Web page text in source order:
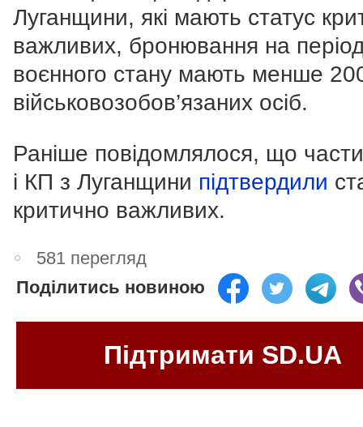
Луганщини, які мають статус
важливих, бронювання на
воєнного стану мають менше
військовозобов’язаних осіб.
Раніше повідомлялося, що
і КП з Луганщини підтвердили
критично важливих.
581 перегляд
Поділитись новиною
Підтримати SD.UA